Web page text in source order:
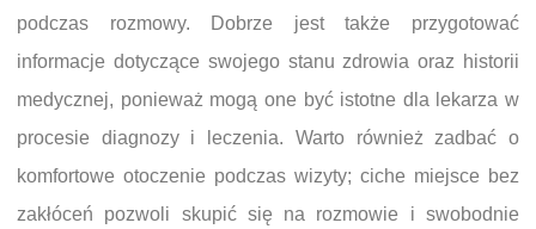
podczas rozmowy. Dobrze jest także przygotować
informacje dotyczące swojego stanu zdrowia oraz historii
medycznej, ponieważ mogą one być istotne dla lekarza w
procesie diagnozy i leczenia. Warto również zadbać o
komfortowe otoczenie podczas wizyty; ciche miejsce bez
zakłóceń pozwoli skupić się na rozmowie i swobodnie